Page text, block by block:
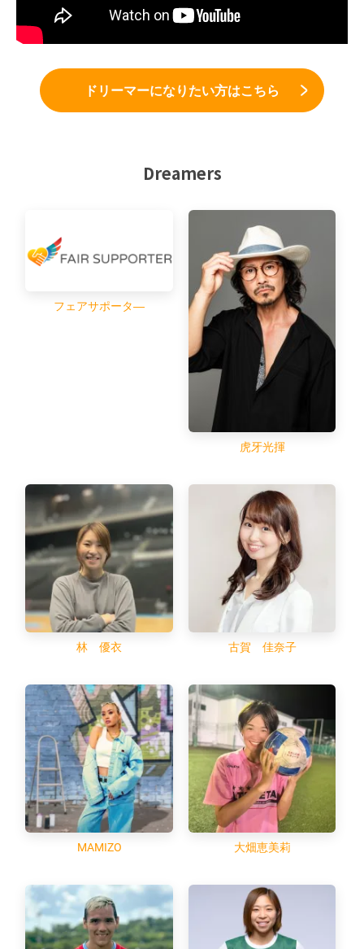
ドリーマーになりたい方はこちら
Dreamers
フェアサポータ―
虎牙光揮
林 優衣 古賀 佳奈子
MAMIZO 大畑恵美莉